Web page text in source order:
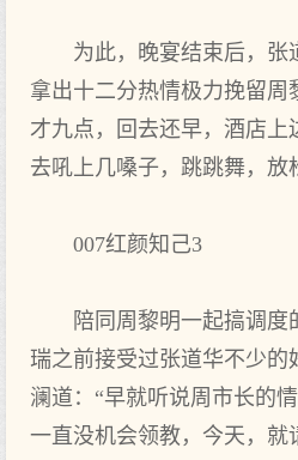
为此，晚宴结束后，张
拿出十二分热情极力挽留周
才九点，回去还早，酒店上
去吼上几嗓子，跳跳舞，放
007红颜知己3
陪同周黎明一起搞调度
瑞之前接受过张道华不少的
澜道：“早就听说周市长的
一直没机会领教，今天，就